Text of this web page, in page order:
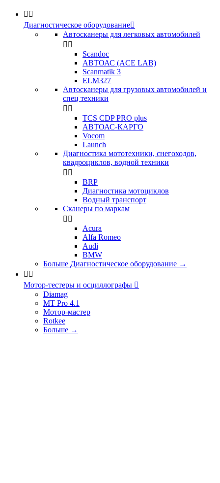
 
Диагностическое оборудование
Автосканеры для легковых автомобилей
 
Scandoc
АВТОАС (ACE LAB)
Scanmatik 3
ELM327
Автосканеры для грузовых автомобилей и
спец техники
 
TCS CDP PRO plus
АВТОАС-КАРГО
Vocom
Launch
Диагностика мототехники, снегоходов,
квадроциклов, водной техники
 
BRP
Диагностика мотоциклов
Водный транспорт
Сканеры по маркам
 
Acura
Alfa Romeo
Audi
BMW
Больше Диагностическое оборудование →
 
Мотор-тестеры и осциллографы 
Diamag
MT Pro 4.1
Мотор-мастер
Rotkee
Больше →